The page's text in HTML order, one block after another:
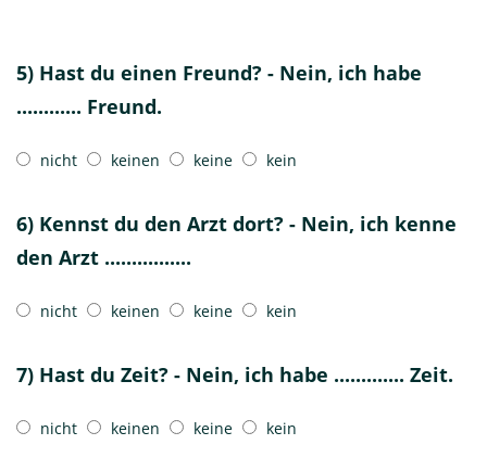
5) Hast du einen Freund? - Nein, ich habe
............ Freund.
nicht keinen keine kein
6) Kennst du den Arzt dort? - Nein, ich kenne
den Arzt ................
nicht keinen keine kein
7) Hast du Zeit? - Nein, ich habe ............. Zeit.
nicht keinen keine kein